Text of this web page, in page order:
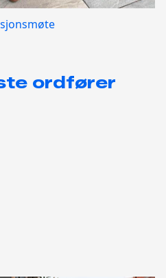
ordfører